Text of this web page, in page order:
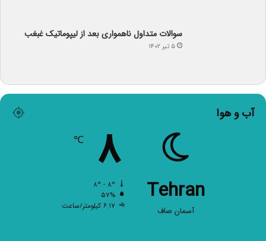
سوالات متداول ناهمواری بعد از لیپوماتیک غبغب
۵ تیر ۱۴۰۲
آب و هوا
Tehran
آسمان صاف
۸
۵۷%
۶.۱۷ کیلومتر/ساعت